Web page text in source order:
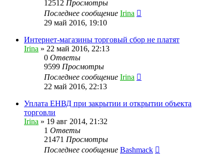
12512 Просмотры
Последнее сообщение Irina
29 май 2016, 19:10
Интернет-магазины торговый сбор не платят
Irina » 22 май 2016, 22:13
0 Ответы
9599 Просмотры
Последнее сообщение Irina
22 май 2016, 22:13
Уплата ЕНВД при закрытии и открытии объекта
торговли
Irina » 19 авг 2014, 21:32
1 Ответы
21471 Просмотры
Последнее сообщение Bashmack